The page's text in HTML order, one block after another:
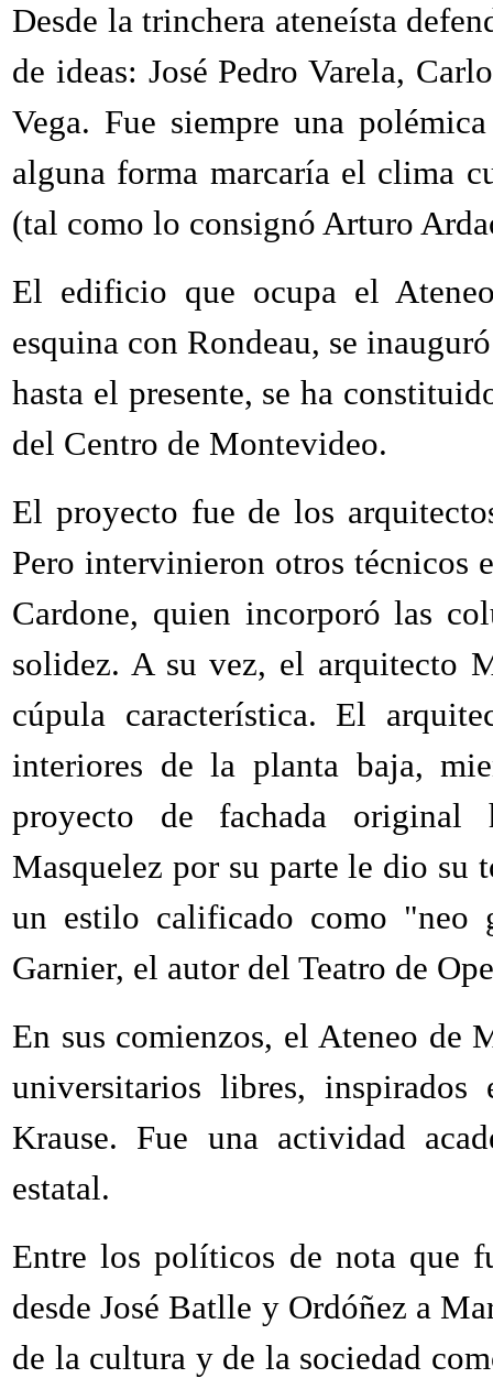
Desde la trinchera ateneísta
de ideas: José Pedro Varela,
Vega. Fue siempre una
alguna forma marcaría el clima
(tal como lo consignó Arturo
El edificio que ocupa el
esquina con Rondeau, se
hasta el presente, se ha
del Centro de Montevideo.
El proyecto fue de los
Pero intervinieron otros técnicos
Cardone, quien incorporó las
solidez. A su vez, el arquitecto
cúpula característica. El
interiores de la planta baja,
proyecto de fachada original
Masquelez por su parte le dio su
un estilo calificado como "neo
Garnier, el autor del Teatro de
En sus comienzos, el Ateneo de
universitarios libres,
Krause. Fue una actividad
estatal.
Entre los políticos de nota que
desde José Batlle y Ordóñez a
de la cultura y de la sociedad